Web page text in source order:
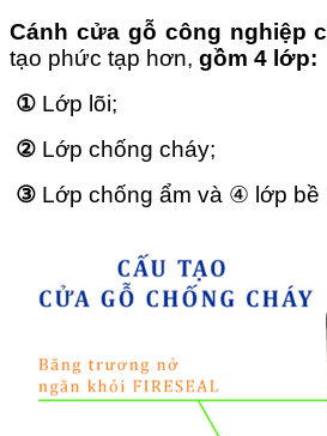
Cánh cửa gỗ công nghiệp
tạo phức tạp hơn, gồm 4 lớp:
① Lớp lõi;
② Lớp chống cháy;
③ Lớp chống ẩm và ④ lớp bề